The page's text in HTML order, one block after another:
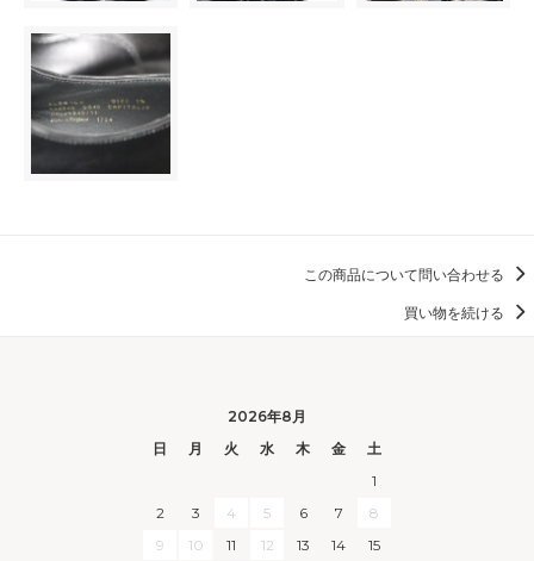
この商品について問い合わせる
買い物を続ける
2026年8月
日
月 火 水 木 金
土
1
2
3 4 5 6 7
8
9
10 11 12 13 14
15